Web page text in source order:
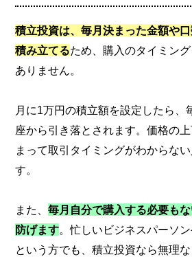
積立投資は、毎月決まった金額や
積み立てるため、購入のタイミン
ありません。
月に1万円の積立額を設定したら、
座から引き落とされます。価格の
まって取引タイミングがわからな
す。
また、毎月自分で購入する必要も
防げます。忙しいビジネスパーソ
という方でも、積立投資なら無理